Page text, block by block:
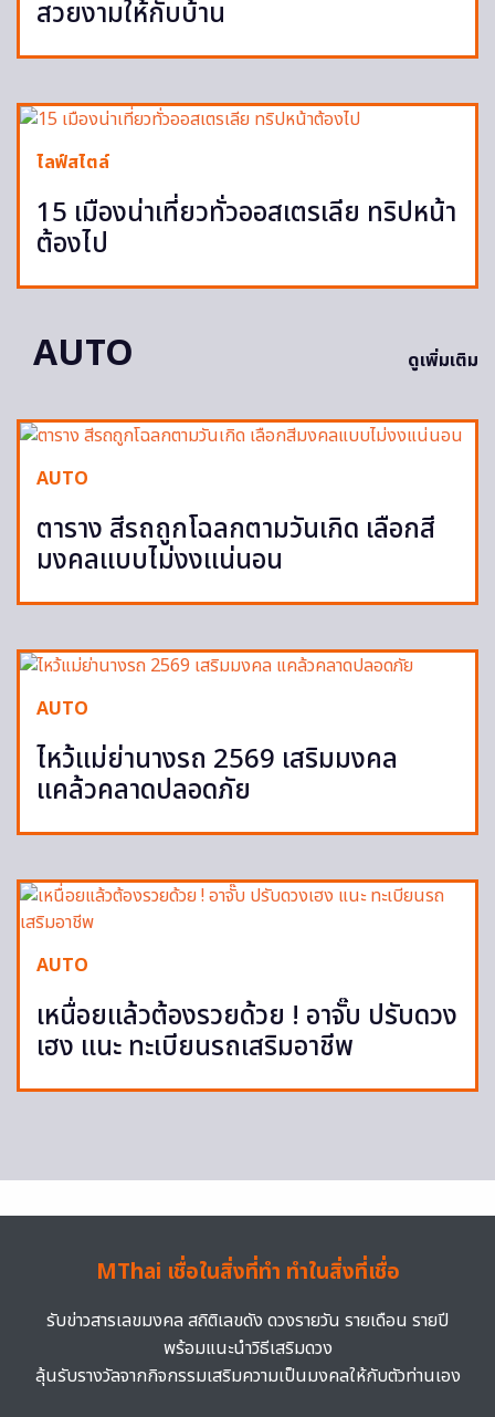
สวยงามให้กับบ้าน
ไลฟ์สไตล์
15 เมืองน่าเที่ยวทั่วออสเตรเลีย ทริปหน้า
ต้องไป
AUTO ดูเพิ่มเติม
AUTO
ตาราง สีรถถูกโฉลกตามวันเกิด เลือกสี
มงคลแบบไม่งงแน่นอน
AUTO
ไหว้แม่ย่านางรถ 2569 เสริมมงคล
แคล้วคลาดปลอดภัย
AUTO
เหนื่อยแล้วต้องรวยด้วย ! อาจั๊บ ปรับดวง
เฮง แนะ ทะเบียนรถเสริมอาชีพ
MThai เชื่อในสิ่งที่ทำ ทำในสิ่งที่เชื่อ
รับข่าวสารเลขมงคล สถิติเลขดัง ดวงรายวัน รายเดือน รายปี
พร้อมแนะนำวิธีเสริมดวง
ลุ้นรับรางวัลจากกิจกรรมเสริมความเป็นมงคลให้กับตัวท่านเอง